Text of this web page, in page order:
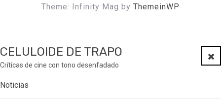
Theme: Infinity Mag by ThemeinWP
CELULOIDE DE TRAPO
Críticas de cine con tono desenfadado
Noticias